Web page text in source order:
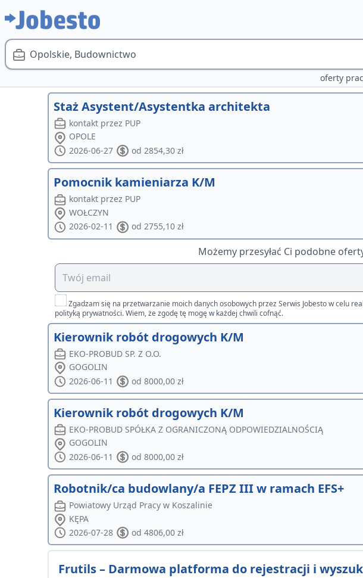
Opolskie, Budownictwo
oferty
Staż Asystent/Asystentka architekta
kontakt przez PUP
OPOLE
2026-06-27
od 2854,30 zł
Pomocnik kamieniarza K/M
kontakt przez PUP
WOŁCZYN
2026-02-11
od 2755,10 zł
Możemy przesyłać Ci podobne
Zgadzam się na przetwarzanie moich danych osobowych przez Serwis Jobesto w celu
polityką prywatności. Wiem, że zgodę tę mogę w każdej chwili cofnąć.
Kierownik robót drogowych K/M
EKO-PROBUD SP. Z O.O.
GOGOLIN
2026-06-11
od 8000,00 zł
Kierownik robót drogowych K/M
EKO-PROBUD SPÓŁKA Z OGRANICZONĄ ODPOWIEDZIALNOŚCIĄ
GOGOLIN
2026-06-11
od 8000,00 zł
Robotnik/ca budowlany/a FEPZ III w ramach EFS+
Powiatowy Urząd Pracy w Koszalinie
KĘPA
2026-07-28
od 4806,00 zł
Frutils – Darmowa platforma do rejestracji i